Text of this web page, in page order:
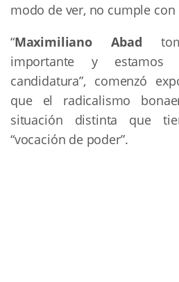
modo de ver, no cumple
“Maximiliano Abad
importante y estamos
candidatura”, comenzó
que el radicalismo
situación distinta que
“vocación de poder”.